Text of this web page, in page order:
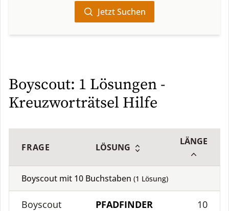
Jetzt Suchen
Boyscout: 1 Lösungen -
Kreuzworträtsel Hilfe
FRAGE LÖSUNG
LÄNGE
Boyscout mit 10 Buchstaben (1 Lösung)
Boyscout PFADFINDER 10